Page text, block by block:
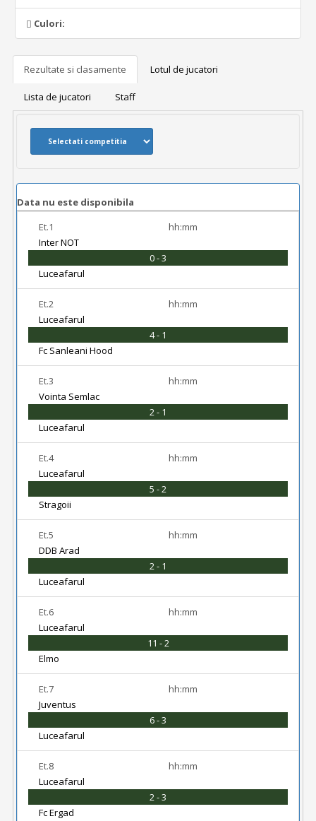
Culori:
Rezultate si clasamente Lotul de jucatori
Lista de jucatori Staff
Data nu este disponibila
Et.1
hh:mm
Inter NOT
0 - 3
Luceafarul
Et.2
hh:mm
Luceafarul
4 - 1
Fc Sanleani Hood
Et.3
hh:mm
Vointa Semlac
2 - 1
Luceafarul
Et.4
hh:mm
Luceafarul
5 - 2
Stragoii
Et.5
hh:mm
DDB Arad
2 - 1
Luceafarul
Et.6
hh:mm
Luceafarul
11 - 2
Elmo
Et.7
hh:mm
Juventus
6 - 3
Luceafarul
Et.8
hh:mm
Luceafarul
2 - 3
Fc Ergad